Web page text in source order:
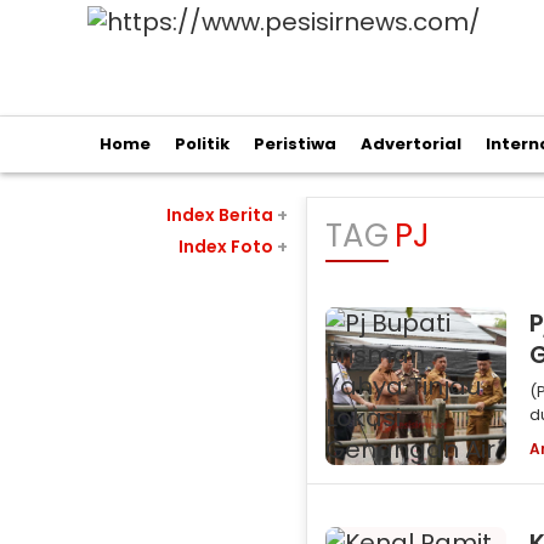
Home Politik Peristiwa Advertorial
TAG PJ
Index Berita +
Index Foto +